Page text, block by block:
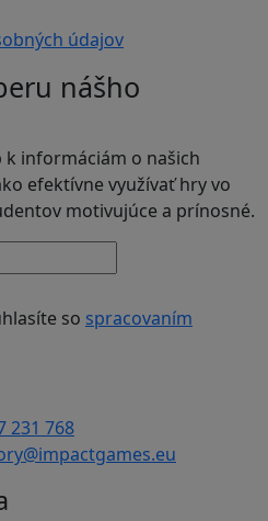
údajov
nášho
informáciám o našich
efektívne využívať hry vo
motivujúce a prínosné.
so spracovaním
231 768